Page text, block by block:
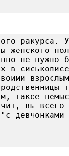
ракурса.
женского
не нужно
в
такое
вы всего
"с